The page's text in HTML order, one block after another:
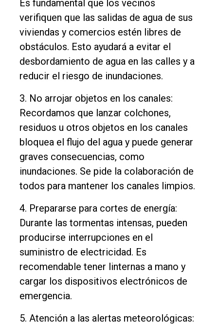
Es fundamental que los vecinos
verifiquen que las salidas de agua de sus
viviendas y comercios estén libres de
obstáculos. Esto ayudará a evitar el
desbordamiento de agua en las calles y a
reducir el riesgo de inundaciones.
3. No arrojar objetos en los canales:
Recordamos que lanzar colchones,
residuos u otros objetos en los canales
bloquea el flujo del agua y puede generar
graves consecuencias, como
inundaciones. Se pide la colaboración de
todos para mantener los canales limpios.
4. Prepararse para cortes de energía:
Durante las tormentas intensas, pueden
producirse interrupciones en el
suministro de electricidad. Es
recomendable tener linternas a mano y
cargar los dispositivos electrónicos de
emergencia.
5. Atención a las alertas meteorológicas: